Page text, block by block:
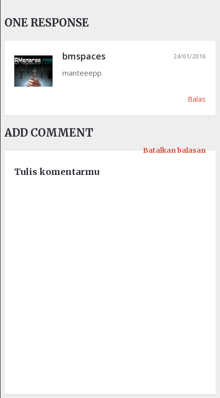
ONE RESPONSE
bmspaces 24/01/2016
manteeepp
Balas
ADD COMMENT
Tulis komentarmu
Batalkan balasan